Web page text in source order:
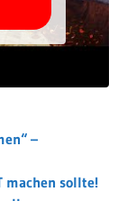
–
machen sollte!